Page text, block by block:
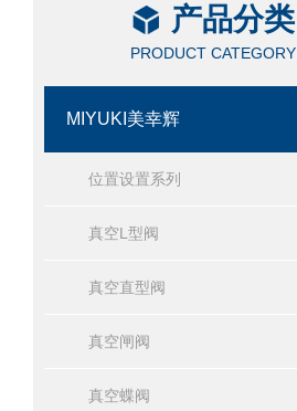
产品分类
PRODUCT CATEGORY
MIYUKI美幸辉
位置设置系列
真空L型阀
真空直型阀
真空闸阀
真空蝶阀